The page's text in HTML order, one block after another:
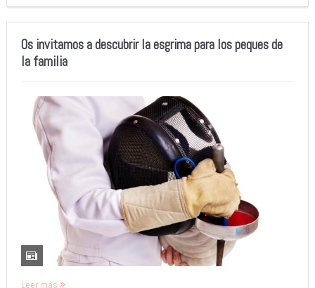
Os invitamos a descubrir la esgrima para los peques de
la familia
Leer más